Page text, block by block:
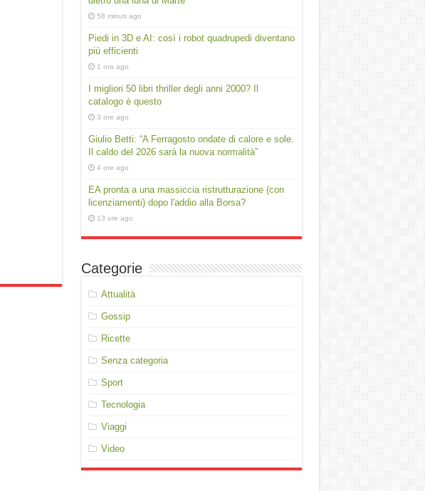
58 minuti ago
Piedi in 3D e AI: così i robot quadrupedi diventano
più efficienti
1 ora ago
I migliori 50 libri thriller degli anni 2000? Il
catalogo è questo
3 ore ago
Giulio Betti: “A Ferragosto ondate di calore e sole.
Il caldo del 2026 sarà la nuova normalità”
4 ore ago
EA pronta a una massiccia ristrutturazione (con
licenziamenti) dopo l'addio alla Borsa?
13 ore ago
Categorie
Attualità
Gossip
Ricette
Senza categoria
Sport
Tecnologia
Viaggi
Video